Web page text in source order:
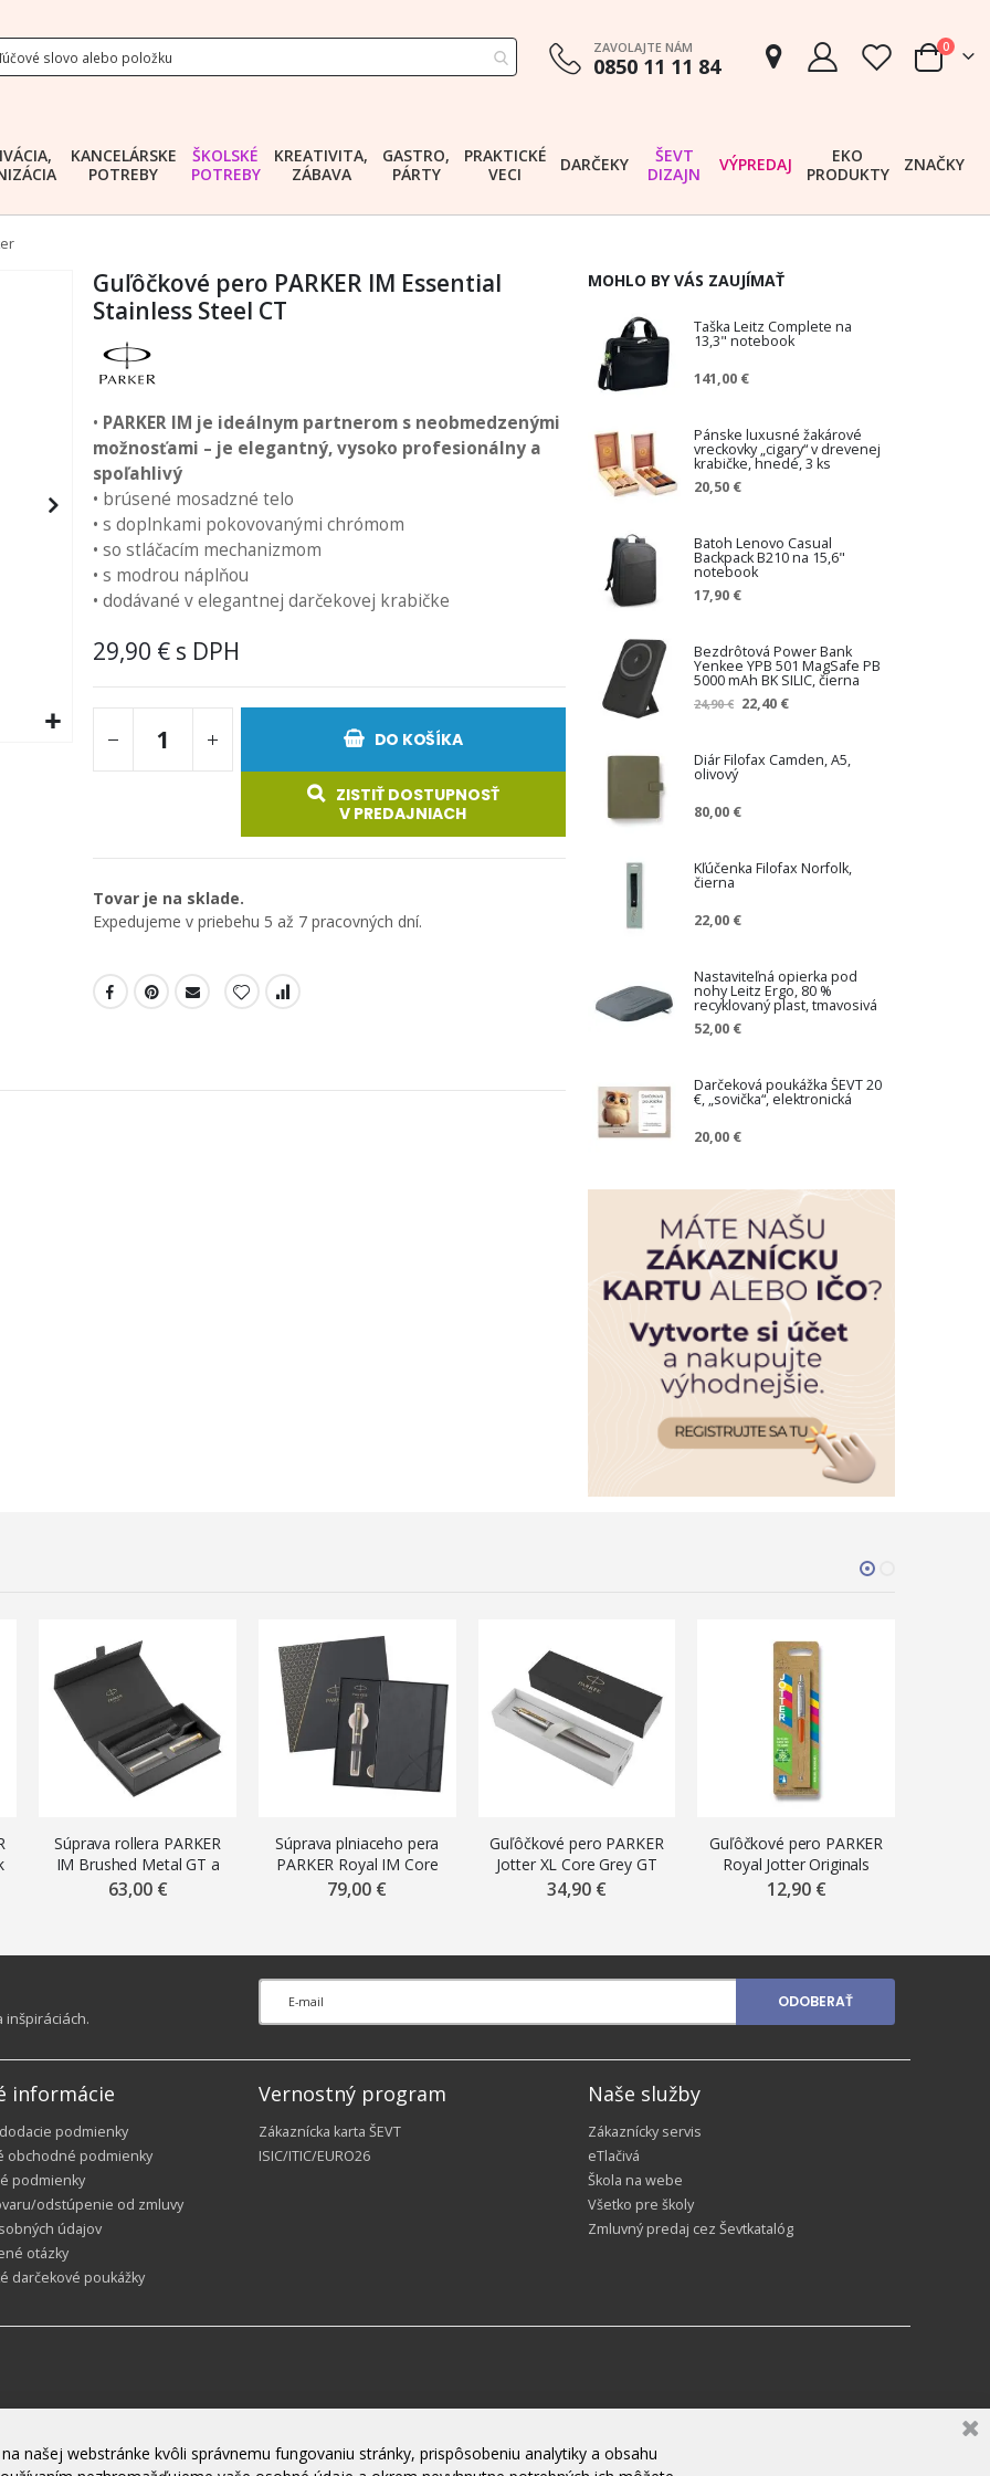
ZAVOLAJTE NÁM
0850 11 11 84 Cart
0
KANCELÁRSKE
POTREBY
ŠKOLSKÉ
POTREBY
KREATIVITA,
ZÁBAVA
GASTRO,
PÁRTY
PRAKTICKÉ
VECI
DARČEKY
ŠEVT
DIZAJN
VÝPREDAJ
EKO
PRODUKTY
ZNAČKY
Guľôčkové pero PARKER IM Essential
Stainless Steel CT
• PARKER IM je ideálnym partnerom s neobmedzenými
možnosťami – je elegantný, vysoko profesionálny a
spoľahlivý
• brúsené mosadzné telo
• s doplnkami pokovovanými chrómom
• so stláčacím mechanizmom
• s modrou náplňou
• dodávané v elegantnej darčekovej krabičke
29,90 €
DO KOŠÍKA
ZISTIŤ DOSTUPNOSŤ
V PREDAJNIACH
Tovar je na sklade.
Expedujeme v priebehu 5 až 7 pracovných dní.
MOHLO BY VÁS ZAUJÍMAŤ
Taška Leitz Complete na
13,3" notebook
141,00 €
Pánske luxusné žakárové
vreckovky „cigary“ v drevenej
krabičke, hnedé, 3 ks
20,50 €
Batoh Lenovo Casual
Backpack B210 na 15,6"
notebook
17,90 €
Bezdrôtová Power Bank
Yenkee YPB 501 MagSafe PB
5000 mAh BK SILIC, čierna
24,90 €
Z
ž
n
22,40 €
Diár Filofax Camden, A5,
olivový
80,00 €
Kľúčenka Filofax Norfolk,
čierna
22,00 €
Nastaviteľná opierka pod
nohy Leitz Ergo, 80 %
recyklovaný plast, tmavosivá
52,00 €
Darčeková poukážka ŠEVT 20
€, „sovička“, elektronická
20,00 €
Súprava rollera PARKER
IM Brushed Metal GT a
puzdra
63,00 €
Súprava plniaceho pera
PARKER Royal IM Core
Grey GT a zápisníka
79,00 €
Guľôčkové pero PARKER
Jotter XL Core Grey GT
34,90 €
Guľôčkové pero PARKER
Royal Jotter Originals
Orange GP
12,90 €
ODOBERAŤ
informácie
podmienky
obchodné podmienky
podmienky
odstúpenie od zmluvy
údajov
otázky
darčekové poukážky
Vernostný program
Zákaznícka karta ŠEVT
ISIC/ITIC/EURO26
Naše služby
Zákaznícky servis
eTlačivá
Škola na webe
Všetko pre školy
Zmluvný predaj cez Ševtkatalóg
našej webstránke kvôli správnemu fungovaniu stránky, prispôsobeniu analytiky a obsahu